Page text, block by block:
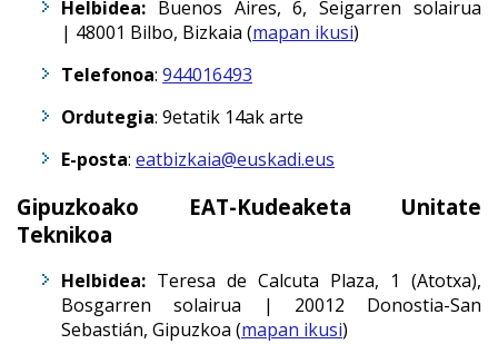
Helbidea: Buenos Aires, 6, Seigarren solairua
| 48001 Bilbo, Bizkaia (mapan ikusi)
Telefonoa: 944016493
Ordutegia: 9etatik 14ak arte
E-posta: eatbizkaia@euskadi.eus
Gipuzkoako EAT-Kudeaketa Unitate
Teknikoa
Helbidea: Teresa de Calcuta Plaza, 1 (Atotxa),
Bosgarren solairua | 20012
Donostia-San
Sebastián, Gipuzkoa (mapan ikusi)